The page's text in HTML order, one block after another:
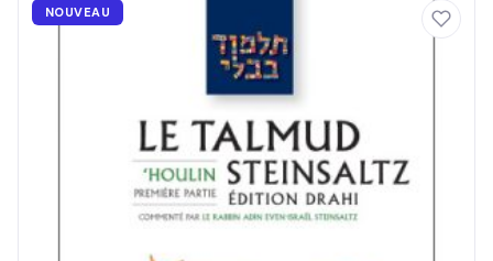
NOUVEAU